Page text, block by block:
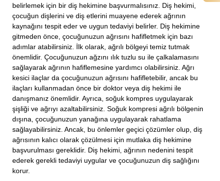
belirlemek için bir diş hekimine başvurmalısınız. Diş hekimi,
çocuğun dişlerini ve diş etlerini muayene ederek ağrının
kaynağını tespit eder ve uygun tedaviyi belirler. Diş hekimine
gitmeden önce, çocuğunuzun ağrısını hafifletmek için bazı
adımlar atabilirsiniz. İlk olarak, ağrılı bölgeyi temiz tutmak
önemlidir. Çocuğunuzun ağzını ılık tuzlu su ile çalkalamasını
sağlayarak ağrının hafiflemesine yardımcı olabilirsiniz. Ağrı
kesici ilaçlar da çocuğunuzun ağrısını hafifletebilir, ancak bu
ilaçları kullanmadan önce bir doktor veya diş hekimi ile
danışmanız önemlidir. Ayrıca, soğuk kompres uygulayarak
şişliği ve ağrıyı azaltabilirsiniz. Soğuk kompresi ağrılı bölgenin
dışına, çocuğunuzun yanağına uygulayarak rahatlama
sağlayabilirsiniz. Ancak, bu önlemler geçici çözümler olup, diş
ağrısının kalıcı olarak çözülmesi için mutlaka diş hekimine
başvurulması gereklidir. Diş hekimi, ağrının nedenini tespit
ederek gerekli tedaviyi uygular ve çocuğunuzun diş sağlığını
korur.